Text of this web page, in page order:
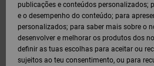
publicações e conteúdos personalizados;
e o desempenho do conteúdo; para
personalizados; para saber mais sobre o
desenvolver e melhorar os produtos dos
definir as tuas escolhas para aceitar ou
sujeitos ao teu consentimento, ou para